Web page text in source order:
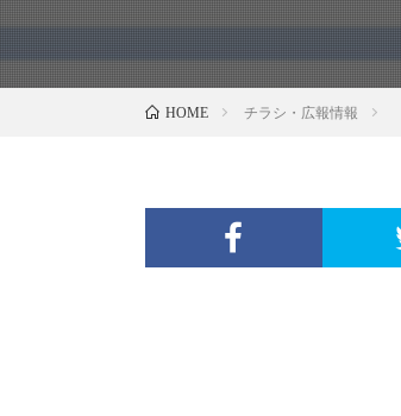
HOME チラシ・広報情報